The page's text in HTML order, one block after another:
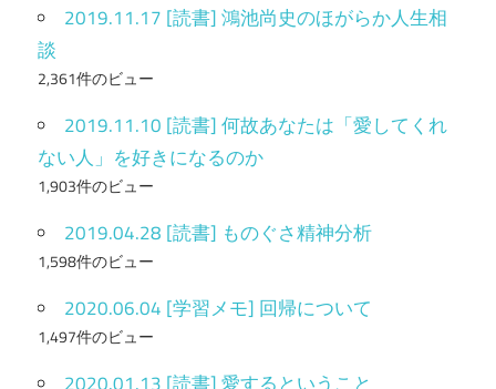
2019.11.17 [読書] 鴻池尚史のほがらか人生相
談
2,361件のビュー
2019.11.10 [読書] 何故あなたは「愛してくれ
ない人」を好きになるのか
1,903件のビュー
2019.04.28 [読書] ものぐさ精神分析
1,598件のビュー
2020.06.04 [学習メモ] 回帰について
1,497件のビュー